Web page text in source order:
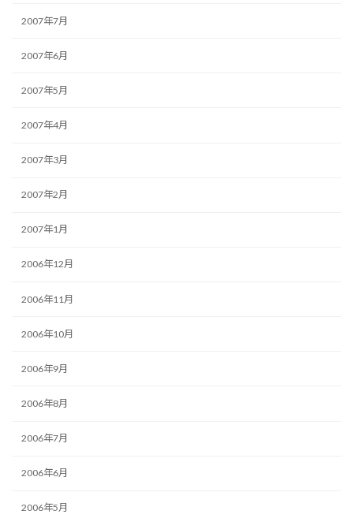
2007年7月
2007年6月
2007年5月
2007年4月
2007年3月
2007年2月
2007年1月
2006年12月
2006年11月
2006年10月
2006年9月
2006年8月
2006年7月
2006年6月
2006年5月